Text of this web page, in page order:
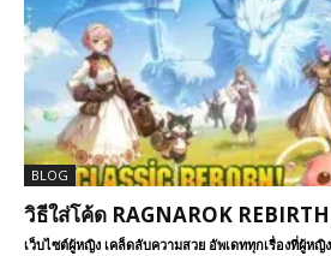
BLOG
วิธีใส่โค้ด RAGNAROK
เว็บไซต์ผู้หญิง เคล็ดลับความสวย อัพเดททุกเรื่องที่ผู้หญิ